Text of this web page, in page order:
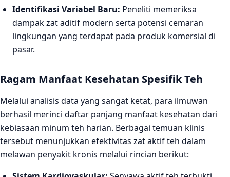
Identifikasi Variabel Baru: Peneliti memeriksa
dampak zat aditif modern serta potensi cemaran
lingkungan yang terdapat pada produk komersial di
pasar.
Ragam Manfaat Kesehatan Spesifik Teh
Melalui analisis data yang sangat ketat, para ilmuwan
berhasil merinci daftar panjang manfaat kesehatan dari
kebiasaan minum teh harian. Berbagai temuan klinis
tersebut menunjukkan efektivitas zat aktif teh dalam
melawan penyakit kronis melalui rincian berikut: